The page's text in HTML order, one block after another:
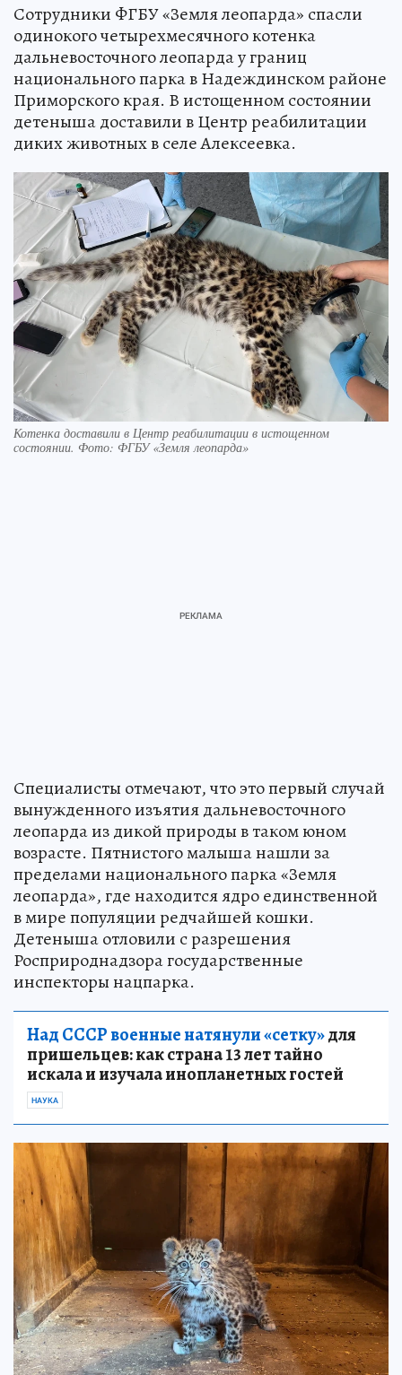
Сотрудники ФГБУ «Земля леопарда» спасли
одинокого четырехмесячного котенка
дальневосточного леопарда у границ
национального парка в Надеждинском районе
Приморского края. В истощенном состоянии
детеныша доставили в Центр реабилитации
диких животных в селе Алексеевка.
Котенка доставили в Центр реабилитации в истощенном
состоянии. Фото: ФГБУ «Земля леопарда»
Специалисты отмечают, что это первый случай
вынужденного изъятия дальневосточного
леопарда из дикой природы в таком юном
возрасте. Пятнистого малыша нашли за
пределами национального парка «Земля
леопарда», где находится ядро единственной
в мире популяции редчайшей кошки.
Детеныша отловили с разрешения
Росприроднадзора государственные
инспекторы нацпарка.
Над СССР военные натянули «сетку»для
пришельцев: как страна 13 лет тайно
искала и изучала инопланетных гостей
НАУКА